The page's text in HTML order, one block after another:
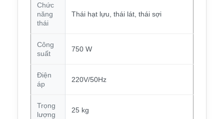
Chức
năng
thái
Thái hạt lựu, thái lát, thái sợi
Công
suất
750 W
Điện
áp
220V/50Hz
Trọng
lượng
25 kg